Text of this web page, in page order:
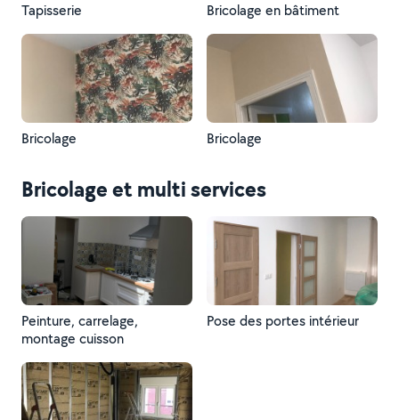
Tapisserie Bricolage en bâtiment
Bricolage Bricolage
Bricolage et multi services
Peinture, carrelage,
montage cuisson
Pose des portes intérieur